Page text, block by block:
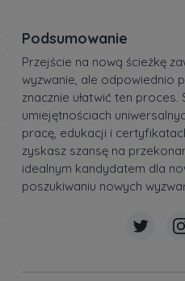
Podsumowanie
Przejście na nową ścieżkę
wyzwanie, ale odpowiednio
znacznie ułatwić ten proces.
umiejętnościach
pracę, edukacji i
zyskasz szansę na
idealnym kandydatem dla
poszukiwaniu nowych